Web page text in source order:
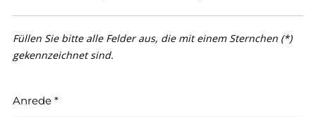
Füllen Sie bitte alle Felder aus, die mit einem Sternchen (*)
gekennzeichnet sind.
Anrede *